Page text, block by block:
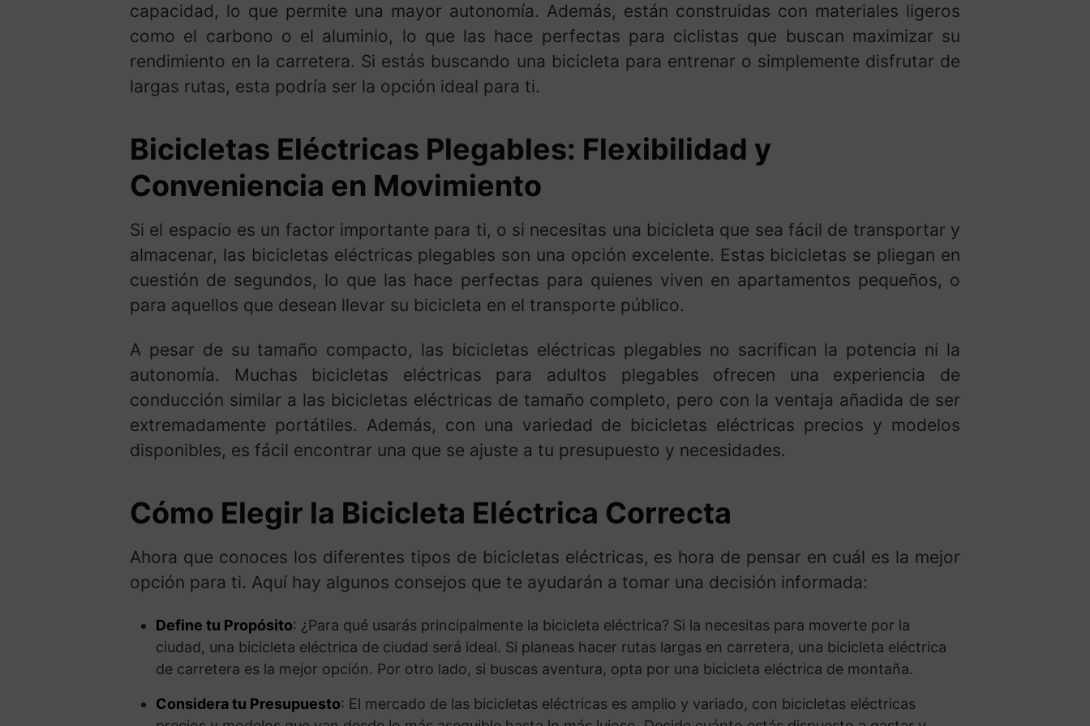
capacidad, lo que permite una mayor autonomía. Además, están construidas con materiales ligeros
como el carbono o el aluminio, lo que las hace perfectas para ciclistas que buscan maximizar su
rendimiento en la carretera. Si estás buscando una bicicleta para entrenar o simplemente disfrutar de
largas rutas, esta podría ser la opción ideal para ti.
Bicicletas Eléctricas Plegables: Flexibilidad y
Conveniencia en Movimiento
Si el espacio es un factor importante para ti, o si necesitas una bicicleta que sea fácil de transportar y
almacenar, las bicicletas eléctricas plegables son una opción excelente. Estas bicicletas se pliegan en
cuestión de segundos, lo que las hace perfectas para quienes viven en apartamentos pequeños, o
para aquellos que desean llevar su bicicleta en el transporte público.
A pesar de su tamaño compacto, las bicicletas eléctricas plegables no sacrifican la potencia ni la
autonomía. Muchas bicicletas eléctricas para adultos plegables ofrecen una experiencia de
conducción similar a las bicicletas eléctricas de tamaño completo, pero con la ventaja añadida de ser
extremadamente portátiles. Además, con una variedad de bicicletas eléctricas precios y modelos
disponibles, es fácil encontrar una que se ajuste a tu presupuesto y necesidades.
Cómo Elegir la Bicicleta Eléctrica Correcta
Ahora que conoces los diferentes tipos de bicicletas eléctricas, es hora de pensar en cuál es la mejor
opción para ti. Aquí hay algunos consejos que te ayudarán a tomar una decisión informada:
Define tu Propósito: ¿Para qué usarás principalmente la bicicleta eléctrica? Si la necesitas para moverte por la
ciudad, una bicicleta eléctrica de ciudad será ideal. Si planeas hacer rutas largas en carretera, una bicicleta eléctrica
de carretera es la mejor opción. Por otro lado, si buscas aventura, opta por una bicicleta eléctrica de montaña.
Considera tu Presupuesto: El mercado de las bicicletas eléctricas es amplio y variado, con bicicletas eléctricas